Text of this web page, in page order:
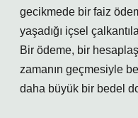
gecikmede bir faiz
yaşadığı içsel
Bir ödeme, bir
zamanın geçmesiyle
daha büyük bir bedel